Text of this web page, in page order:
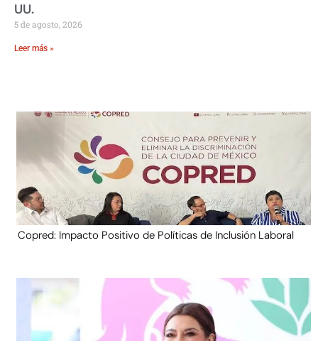
UU.
5 de agosto, 2026
Leer más »
Copred: Impacto Positivo de Políticas de Inclusión Laboral